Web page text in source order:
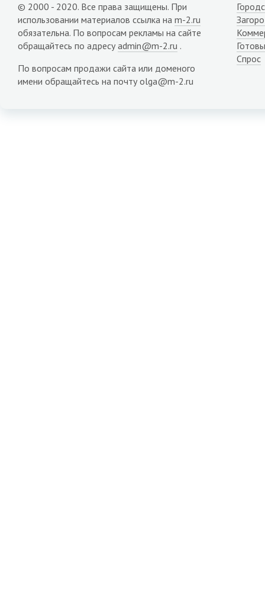
© 2000 - 2020. Все права защищены. При
использовании материалов ссылка на m-2.ru
обязательна. По вопросам рекламы на сайте
обращайтесь по адресу admin@m-2.ru .
По вопросам продажи сайта или доменого
имени обращайтесь на почту olga@m-2.ru
Спрос